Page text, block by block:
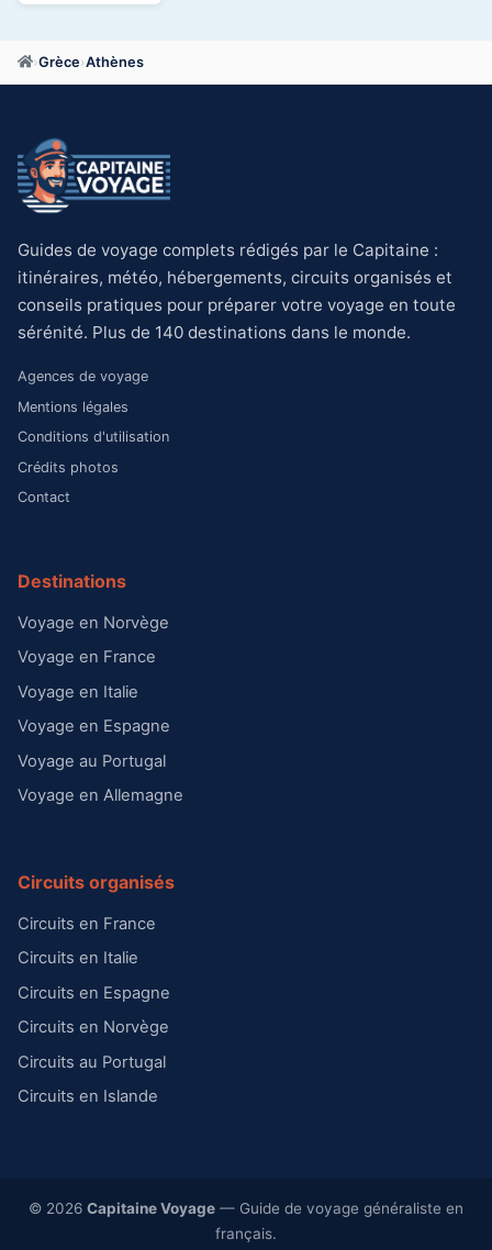
›Grèce›Athènes
Guides de voyage complets rédigés par le Capitaine :
itinéraires, météo, hébergements, circuits organisés et
conseils pratiques pour préparer votre voyage en toute
sérénité. Plus de 140 destinations dans le monde.
Agences de voyage
Mentions légales
Conditions d'utilisation
Crédits photos
Contact
Destinations
Voyage en Norvège
Voyage en France
Voyage en Italie
Voyage en Espagne
Voyage au Portugal
Voyage en Allemagne
Circuits organisés
Circuits en France
Circuits en Italie
Circuits en Espagne
Circuits en Norvège
Circuits au Portugal
Circuits en Islande
© 2026 Capitaine Voyage — Guide de voyage généraliste en
français.